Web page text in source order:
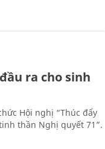
ra cho sinh
Hội nghị “Thúc đẩy
thần Nghị quyết 71”.